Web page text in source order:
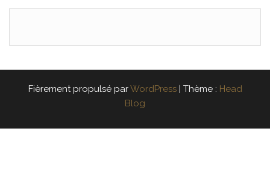
Fièrement propulsé parWordPress | Thème : Head
Blog